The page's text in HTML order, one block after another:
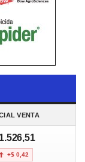
VENTA
+$ 0,42